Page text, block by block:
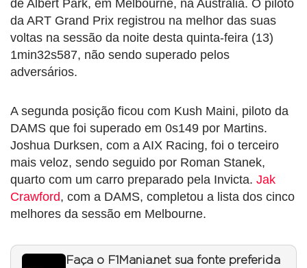
de Albert Park, em Melbourne, na Austrália. O piloto
da ART Grand Prix registrou na melhor das suas
voltas na sessão da noite desta quinta-feira (13)
1min32s587, não sendo superado pelos
adversários.
A segunda posição ficou com Kush Maini, piloto da
DAMS que foi superado em 0s149 por Martins.
Joshua Durksen, com a AIX Racing, foi o terceiro
mais veloz, sendo seguido por Roman Stanek,
quarto com um carro preparado pela Invicta. Jak
Crawford, com a DAMS, completou a lista dos cinco
melhores da sessão em Melbourne.
Faça o F1Mania.net sua fonte preferida